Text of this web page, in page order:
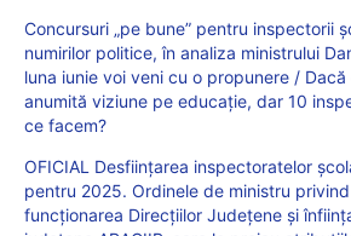
Concursuri „pe bune” pentru inspectorii
numirilor politice, în analiza ministrului
luna iunie voi veni cu o propunere / Dacă
anumită viziune pe educație, dar 10
ce facem?
OFICIAL Desființarea inspectoratelor
pentru 2025. Ordinele de ministru
funcționarea Direcțiilor Județene și